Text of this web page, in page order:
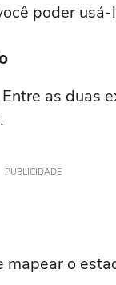
poder
as duas
PUBLICIDADE
o